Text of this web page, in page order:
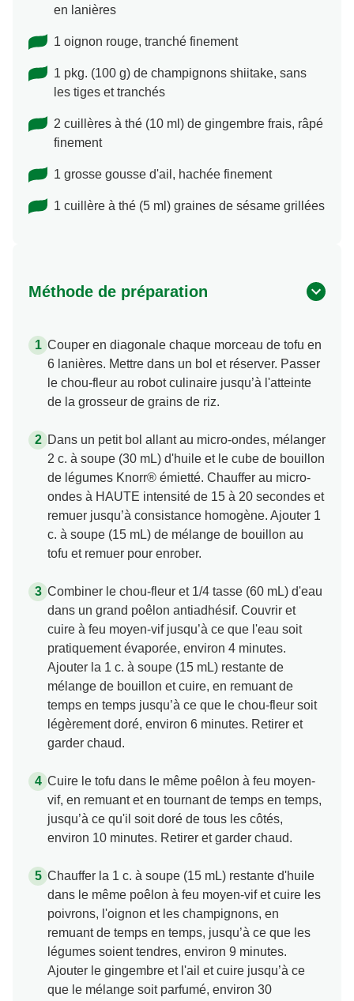
en lanières
1 oignon rouge, tranché finement
1 pkg. (100 g) de champignons shiitake, sans
les tiges et tranchés
2 cuillères à thé (10 ml) de gingembre frais, râpé
finement
1 grosse gousse d'ail, hachée finement
1 cuillère à thé (5 ml) graines de sésame grillées
Méthode de préparation
Couper en diagonale chaque morceau de tofu en
6 lanières. Mettre dans un bol et réserver. Passer
le chou-fleur au robot culinaire jusqu’à l'atteinte
de la grosseur de grains de riz.
Dans un petit bol allant au micro-ondes, mélanger
2 c. à soupe (30 mL) d'huile et le cube de bouillon
de légumes Knorr® émietté. Chauffer au micro-
ondes à HAUTE intensité de 15 à 20 secondes et
remuer jusqu’à consistance homogène. Ajouter 1
c. à soupe (15 mL) de mélange de bouillon au
tofu et remuer pour enrober.
Combiner le chou-fleur et 1/4 tasse (60 mL) d'eau
dans un grand poêlon antiadhésif. Couvrir et
cuire à feu moyen-vif jusqu’à ce que l'eau soit
pratiquement évaporée, environ 4 minutes.
Ajouter la 1 c. à soupe (15 mL) restante de
mélange de bouillon et cuire, en remuant de
temps en temps jusqu’à ce que le chou-fleur soit
légèrement doré, environ 6 minutes. Retirer et
garder chaud.
Cuire le tofu dans le même poêlon à feu moyen-
vif, en remuant et en tournant de temps en temps,
jusqu’à ce qu'il soit doré de tous les côtés,
environ 10 minutes. Retirer et garder chaud.
Chauffer la 1 c. à soupe (15 mL) restante d'huile
dans le même poêlon à feu moyen-vif et cuire les
poivrons, l'oignon et les champignons, en
remuant de temps en temps, jusqu’à ce que les
légumes soient tendres, environ 9 minutes.
Ajouter le gingembre et l'ail et cuire jusqu’à ce
que le mélange soit parfumé, environ 30